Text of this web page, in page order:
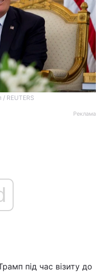
REUTERS
Реклама
під час візиту до